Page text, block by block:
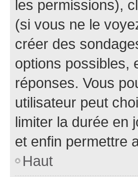
les permissions),
(si vous ne le
créer des
options possibles,
réponses. Vous
utilisateur peut
limiter la durée en
et enfin permettre
Haut